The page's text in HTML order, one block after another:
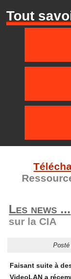
Tout
Les news ...
sur la CIA
Faisant suite à
VideoLAN a